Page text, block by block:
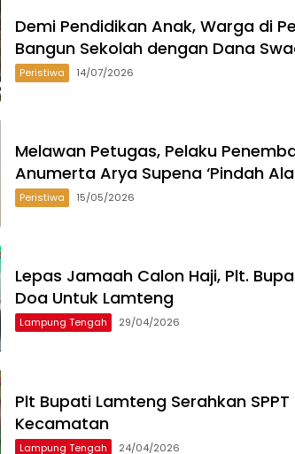
Demi Pendidikan Anak, Warga di
Bangun Sekolah dengan Dana
Peristiwa 14/07/2026
Melawan Petugas, Pelaku
Anumerta Arya Supena ‘Pindah
Peristiwa 15/05/2026
Lepas Jamaah Calon Haji, Plt.
Doa Untuk Lamteng
Lampung Tengah 29/04/2026
Plt Bupati Lamteng Serahkan SPPT
Kecamatan
Lampung Tengah 24/04/2026